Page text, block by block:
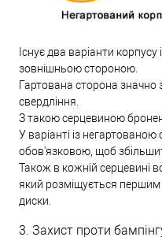
Існує два варіанти корпусу
зовнішньою стороною.
Гартована сторона значно
свердління.
З такою серцевиною
У варіанті із
обов'язковою, щоб
Також в кожній серцевині
який розміщується першим
диски.
3. Захист проти